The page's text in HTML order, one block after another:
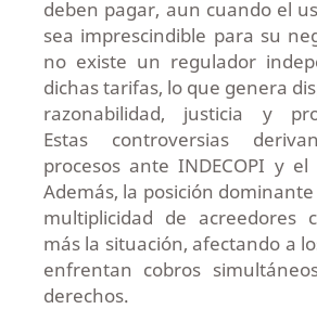
deben pagar, aun cuando el
sea imprescindible para su
no existe un regulador
dichas tarifas, lo que genera
razonabilidad, justicia y
Estas controversias
procesos ante INDECOPI y el
Además, la posición dominante
multiplicidad de acreedores
más la situación, afectando a
enfrentan cobros
derechos.